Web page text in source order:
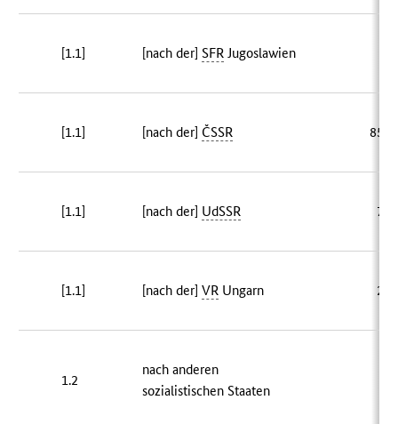
[1.1] [nach der]SFR Jugoslawien
[1.1] [nach der] ČSSR 858
[1.1] [nach der] UdSSR 76
[1.1] [nach der]VR Ungarn 28
1.2
nach anderen
sozialistischen Staaten